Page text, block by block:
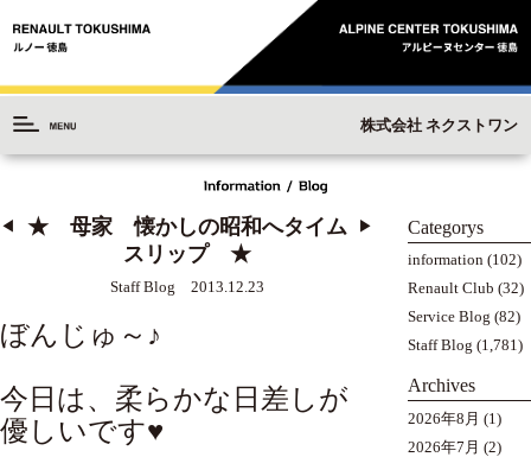
株式会社 ネクストワン
◀︎
★ 母家 懐かしの昭和へタイム
スリップ ★
Staff Blog 2013.12.23
▶︎
ぼんじゅ～♪
今日は、柔らかな日差しが
優しいです♥
Categorys
information (102)
Renault Club (32)
Service Blog (82)
Staff Blog (1,781)
Archives
2026年8月 (1)
2026年7月 (2)